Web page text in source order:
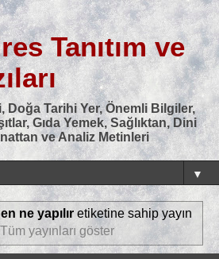
Tanıtım ve
Doğa Tarihi Yer, Önemli Bilgiler,
Gıda Yemek, Sağlıktan, Dini
ve Analiz Metinleri
▼
ne yapılıretiketine sahip yayın
Tüm yayınları göster